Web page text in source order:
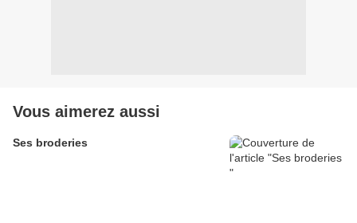
Vous aimerez aussi
Ses broderies